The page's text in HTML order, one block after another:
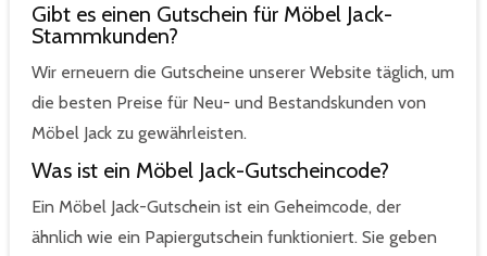
Gibt es einen Gutschein für Möbel Jack-
Stammkunden?
Wir erneuern die Gutscheine unserer Website täglich, um
die besten Preise für Neu- und Bestandskunden von
Möbel Jack zu gewährleisten.
Was ist ein Möbel Jack-Gutscheincode?
Ein Möbel Jack-Gutschein ist ein Geheimcode, der
ähnlich wie ein Papiergutschein funktioniert. Sie geben